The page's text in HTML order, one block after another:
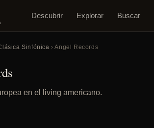
Descubrir Explorar Buscar
Sinfónica › Angel Records
en el living americano.